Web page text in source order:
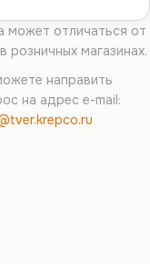
может отличаться от
розничных магазинах.
направить
на адрес e-mail: